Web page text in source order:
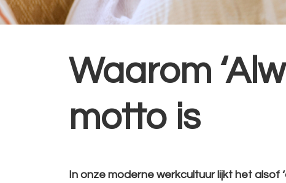
Waarom
motto is
In onze moderne werkcultuur lijkt het alsof